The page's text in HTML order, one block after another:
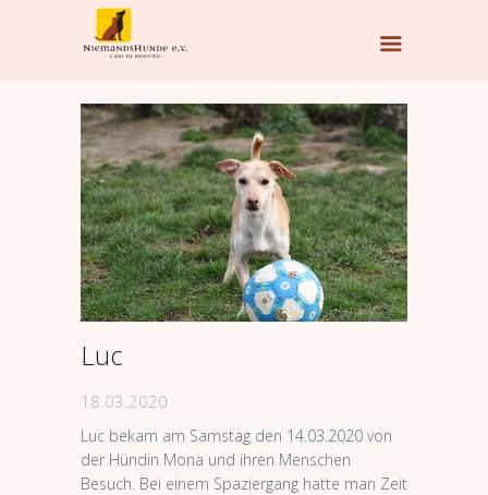
Luc
18.03.2020
Luc bekam am Samstag den 14.03.2020 von
der Hündin Mona und ihren Menschen
Besuch. Bei einem Spaziergang hatte man Zeit